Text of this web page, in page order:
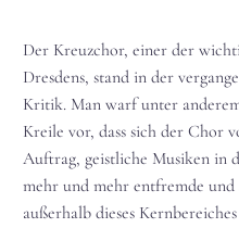
Der Kreuzchor, einer der
Dresdens, stand in der
Kritik. Man warf unter
Kreile vor, dass sich der Chor
Auftrag, geistliche Musiken in
mehr und mehr entfremde und
außerhalb dieses